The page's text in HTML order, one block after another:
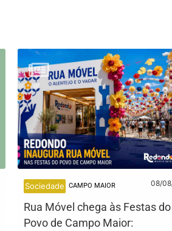
Sociedade CAMPO MAIOR 08/
Rua Móvel chega às Festas do
Povo de Campo Maior: